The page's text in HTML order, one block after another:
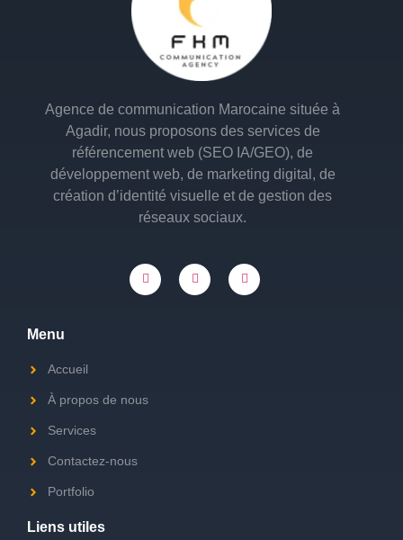
Agence de communication Marocaine située à
Agadir, nous proposons des services de
référencement web (SEO IA/GEO), de
développement web, de marketing digital, de
création d’identité visuelle et de gestion des
réseaux sociaux.
Menu
Accueil
À propos de nous
Services
Contactez-nous
Portfolio
Liens utiles